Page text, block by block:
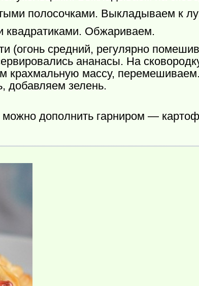
полосочками. Выкладываем к
Обжариваем.
(огонь средний, регулярно
ананасы. На
крахмальную массу,
добавляем зелень.
можно дополнить гарниром —